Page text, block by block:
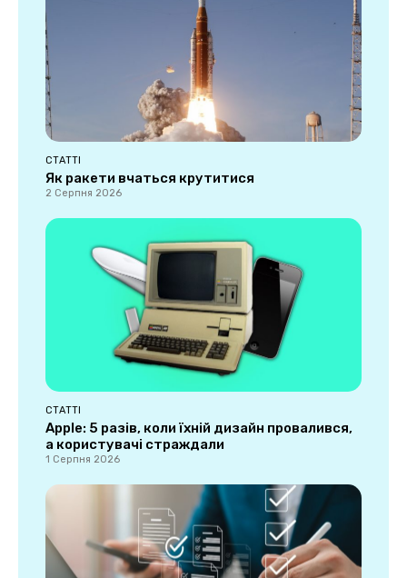
СТАТТІ
Як ракети вчаться крутитися
2 Серпня 2026
СТАТТІ
Apple: 5 разів, коли їхній дизайн провалився,
а користувачі страждали
1 Серпня 2026